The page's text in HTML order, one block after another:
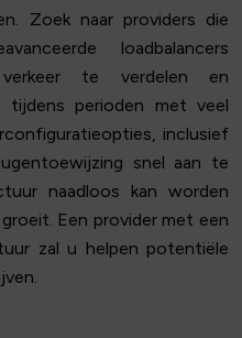
Zoek naar providers die
loadbalancers
te verdelen en
tijdens perioden met veel
inclusief
snel aan te
naadloos kan worden
Een provider met een
zal u helpen potentiële